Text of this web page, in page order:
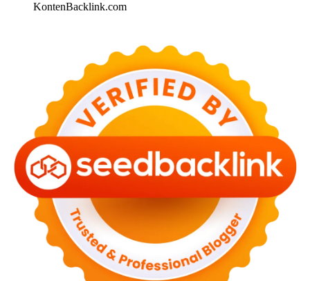
KontenBacklink.com